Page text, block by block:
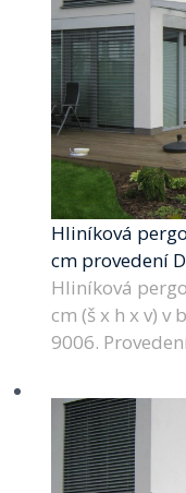
Hliníková
cm provedení
Hliníková
cm (š x h x v) v
9006.